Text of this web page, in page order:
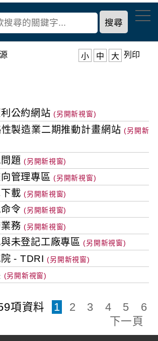
小 中 大 列印
公約網站
製造業二期推動計畫網站
題
管理專區
載
令
務
未登記工廠專區
- TDRI
項資料 1 2 3 4 5
6
下一頁